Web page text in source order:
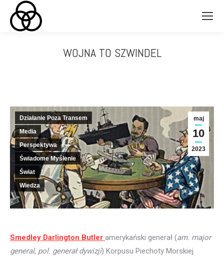
WOJNA TO SZWINDEL
maj
10
2023
Działanie Poza Transem
Media
Perspektywa
Świadome Myślenie
Świat
Wiedza
Smedley Darlington Butler amerykański generał (am. major
general, pol. generał dywizji) Korpusu Piechoty Morskiej